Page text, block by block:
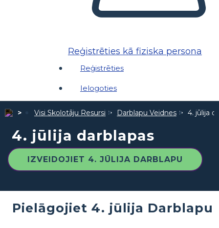
Reģistrēties kā fiziska persona
Reģistrēties
Ielogoties
Visi Skolotāju Resursi Darblapu Veidnes 4. jūlija
4. jūlija darblapas
IZVEIDOJIET 4. JŪLIJA DARBLAPU
Pielāgojiet 4. jūlija Darblapu